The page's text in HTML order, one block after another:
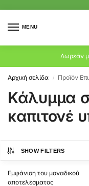
MENU
Δωρεάν
Αρχική σελίδα / Προϊόν
Κάλυμμα
καπιτονέ
SHOW FILTERS
Εμφάνιση του μοναδικού
αποτελέσματος